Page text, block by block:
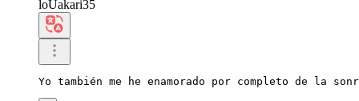
loUakari35
Yo también me he enamorado por completo de la